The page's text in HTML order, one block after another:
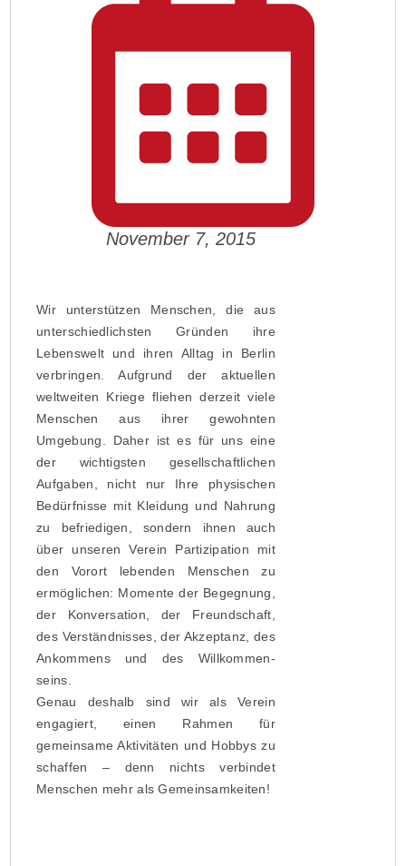
November 7, 2015
Wir unterstützen Menschen, die aus
unterschiedlichsten Gründen ihre
Lebenswelt und ihren Alltag in Berlin
verbringen. Aufgrund der aktuellen
weltweiten Kriege fliehen derzeit viele
Menschen aus ihrer gewohnten
Umgebung. Daher ist es für uns eine
der wichtigsten gesellschaftlichen
Aufgaben, nicht nur Ihre physischen
Bedürfnisse mit Kleidung und Nahrung
zu befriedigen, sondern ihnen auch
über unseren Verein Partizipation mit
den Vorort lebenden Menschen zu
ermöglichen: Momente der Begegnung,
der Konversation, der Freundschaft,
des Verständnisses, der Akzeptanz, des
Ankommens und des Willkommen-
seins.
Genau deshalb sind wir als Verein
engagiert, einen Rahmen für
gemeinsame Aktivitäten und Hobbys zu
schaffen – denn nichts verbindet
Menschen mehr als Gemeinsamkeiten!